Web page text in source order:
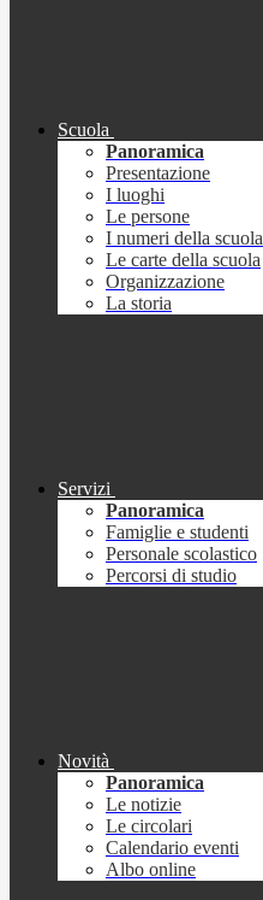
Scuola
Panoramica
Presentazione
I luoghi
Le persone
I numeri della scuola
Le carte della scuola
Organizzazione
La storia
Servizi
Panoramica
Famiglie e studenti
Personale scolastico
Percorsi di studio
Novità
Panoramica
Le notizie
Le circolari
Calendario eventi
Albo online